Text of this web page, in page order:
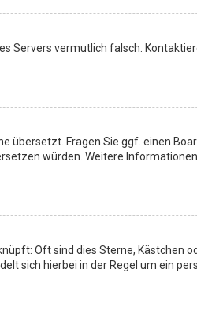
Servers vermutlich falsch.
übersetzt. Fragen Sie ggf. einen
würden. Weitere
Oft sind dies Sterne, Kästchen
sich hierbei in der Regel um ein